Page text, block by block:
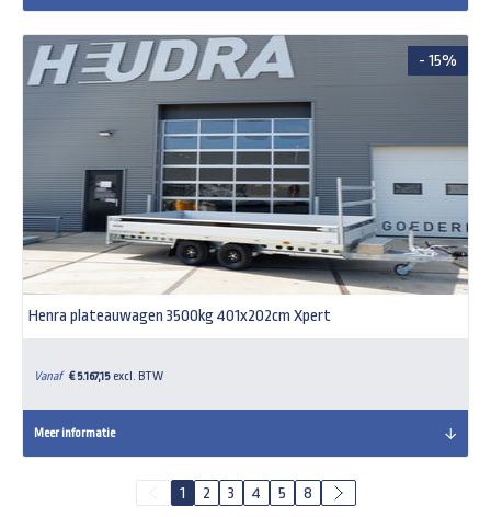
- 15%
Henra plateauwagen 3500kg 401x202cm Xpert
Vanaf € 5.167,15 excl. BTW
Meer informatie
1 2 3 4 5 8